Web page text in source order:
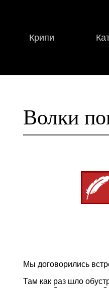
Крипи
Волки
Мы договорились
Там как раз шло